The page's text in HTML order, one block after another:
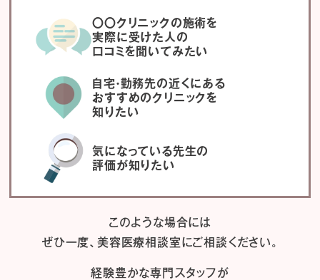
〇〇クリニックの施術を
実際に受けた人の
口コミを聞いてみたい
自宅・勤務先の近くにある
おすすめのクリニックを
知りたい
気になっている先生の
評価が知りたい
このような場合には
ぜひ一度、美容医療相談室にご相談ください。
経験豊かな専門スタッフが